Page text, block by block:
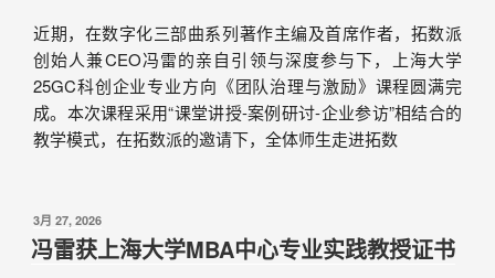
近期，在数字化三部曲系列著作主编及首席作者，拓数派
创始人兼CEO冯雷的亲自引领与深度参与下，上海大学
25GC科创企业专业方向《团队治理与激励》课程圆满完
成。本次课程采用“课堂讲授-案例研讨-企业参访”相结合的
教学模式，在拓数派的邀请下，全体师生走进拓数
3月 27, 2026
冯雷获上海大学MBA中心专业实践教授证书